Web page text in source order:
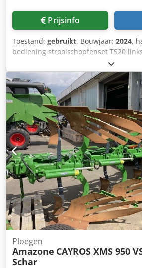
Prijsinfo
Toestand: gebruikt, Bouwjaar: 2024,
bediening strooischopfenset TS20
TS20 rechts, hydraulische aandrijving
FlowControl ProfiSPro, hydraulische
AutoTS en FlowControl ProfiSPro,
AutoTS / hoofdschijf rechts Chedpfx
Ploegen
Amazone CAYROS XMS 950
Schar